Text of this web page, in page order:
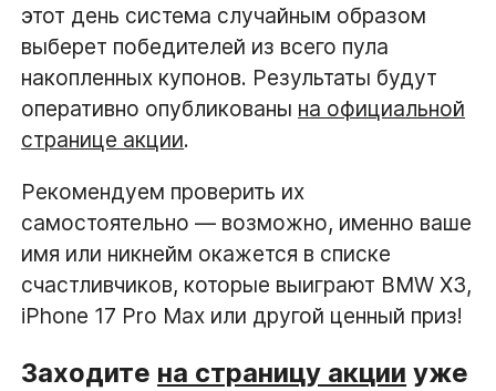
этот день система случайным образом
выберет победителей из всего пула
накопленных купонов. Результаты будут
оперативно опубликованы на официальной
странице акции.
Рекомендуем проверить их
самостоятельно — возможно, именно ваше
имя или никнейм окажется в списке
счастливчиков, которые выиграют BMW X3,
iPhone 17 Pro Max или другой ценный приз!
Заходите на страницу акции уже